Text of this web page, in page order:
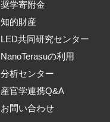
奨学寄附金
知的財産
LED共同研究センター
NanoTerasuの利用
分析センター
産官学連携Q&A
お問い合わせ